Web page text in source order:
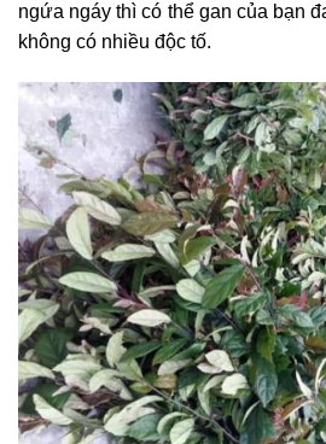
ngứa ngáy thì có thể gan của bạn
không có nhiều độc tố.